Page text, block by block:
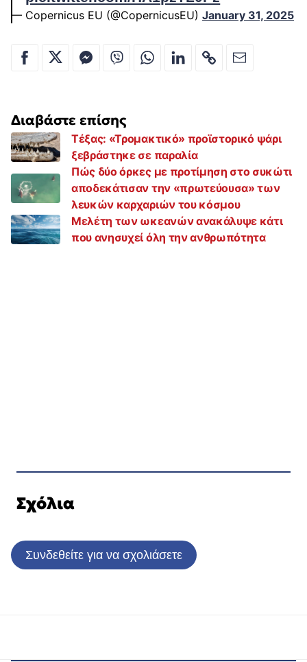
— Copernicus EU (@CopernicusEU) January 31, 2025
Διαβάστε επίσης
Τέξας: «Τρομακτικό» προϊστορικό ψάρι
ξεβράστηκε σε παραλία
Πώς δύο όρκες με προτίμηση στο συκώτι
αποδεκάτισαν την «πρωτεύουσα» των
λευκών καρχαριών του κόσμου
Μελέτη των ωκεανών ανακάλυψε κάτι
που ανησυχεί όλη την ανθρωπότητα
Σχόλια
Συνδεθείτε για να σχολιάσετε